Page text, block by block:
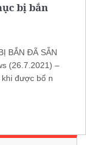
bị bắn
BẮN ĐÃ SẴN
(26.7.2021) –
được bổ n